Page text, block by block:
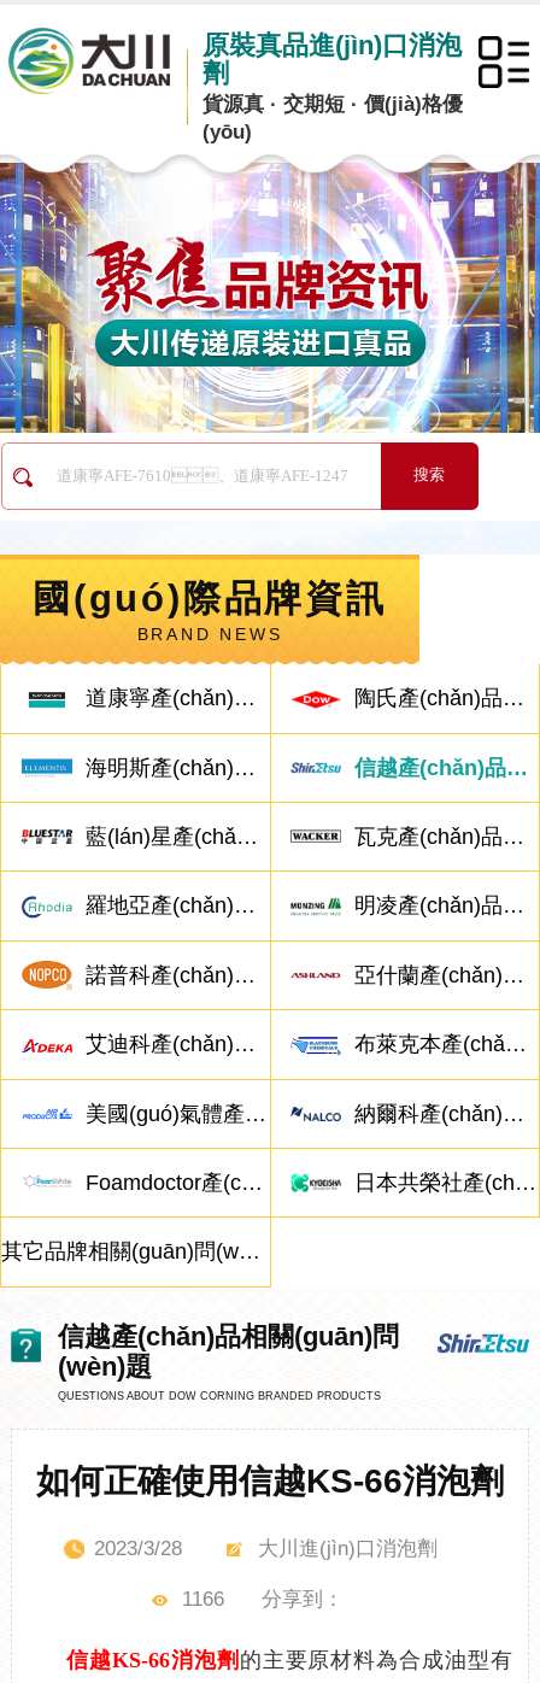
原裝真品進(jìn)口消泡
劑
貨源真 · 交期短 · 價(jià)格優
(yōu)
國(guó)際品牌資訊
BRAND NEWS
道康寧產(chǎn)品相關(guān)問(wèn)題 陶氏產(chǎn)品相關(guān)問(wèn)題
海明斯產(chǎn)品相關(guān)問(wèn)題 信越產(chǎn)品相關(guān)問(wèn)題
藍(lán)星產(chǎn)品相關(guān)問(wèn)題 瓦克產(chǎn)品相關(guān)問(wèn)題
羅地亞產(chǎn)品相關(guān)問(wèn)題 明凌產(chǎn)品相關(guān)問(wèn)題
諾普科產(chǎn)品相關(guān)問(wèn)題 亞什蘭產(chǎn)品相關(guān)問(wèn)題
艾迪科產(chǎn)品相關(guān)問(wèn)題 布萊克本產(chǎn)品相關(guān)問(wèn)題
美國(guó)氣體產(chǎn)品相關(guān)問(wèn)題 納爾科產(chǎn)品相關(guān)問(wèn)題
Foamdoctor產(chǎn)品相關(guān)問(wèn)題 日本共榮社產(chǎn)品相關(guān)問(wèn)題
其它品牌相關(guān)問(wèn)題
信越產(chǎn)品相關(guān)問
(wèn)題
QUESTIONS ABOUT DOW CORNING BRANDED PRODUCTS
如何正確使用信越KS-66消泡劑
2023/3/28 大川進(jìn)口消泡劑
1166 分享到：
信越KS-66消泡劑 的主要原材料為合成油型有